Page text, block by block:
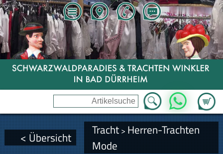
Zum
WhatsApp
< Übersicht Tracht> Herren-Trachten
Mode